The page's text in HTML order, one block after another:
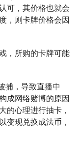
可，其价格也就会
，则卡牌价格会因
，所购的卡牌可能
捕，导致直播中
成网络赌博的原因
的心理进行抽卡，
变现兑换成法币，